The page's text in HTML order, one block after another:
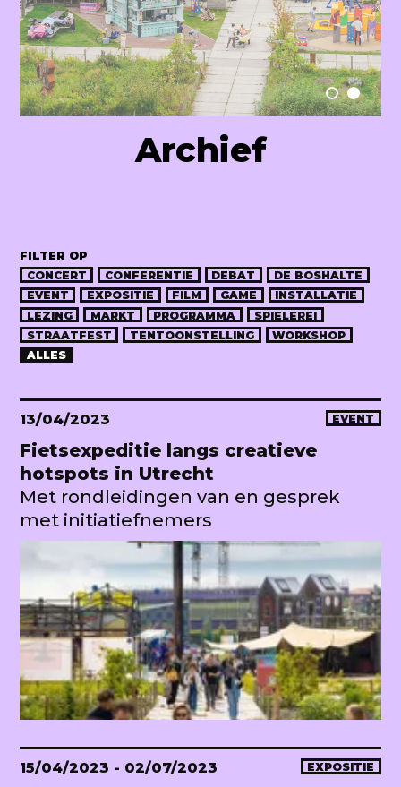
Raum Lab
Archief
FILTER OP
CONCERT
CONFERENTIE DEBAT
DE BOSHALTE
EVENT
EXPOSITIE FILM GAME
INSTALLATIE
LEZING
MARKT PROGRAMMA
SPIELEREI
STRAATFEST
TENTOONSTELLING
WORKSHOP
ALLES
13/04/2023 EVENT
Fietsexpeditie langs creatieve
hotspots in Utrecht
Met rondleidingen van en gesprek
met initiatiefnemers
15/04/2023 - 02/07/2023 EXPOSITIE